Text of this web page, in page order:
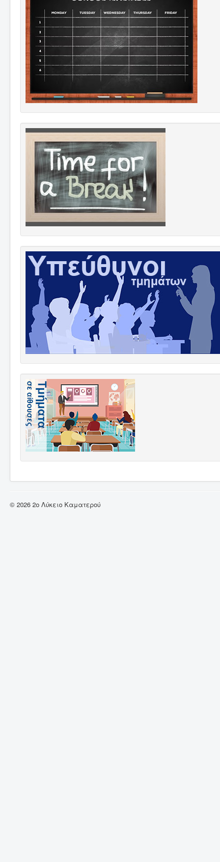
© 2026 2ο Λύκειο Καματερού